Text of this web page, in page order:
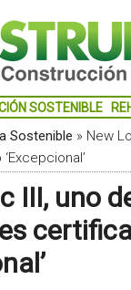
SOSTENIBLE
Sostenible » New
III, uno